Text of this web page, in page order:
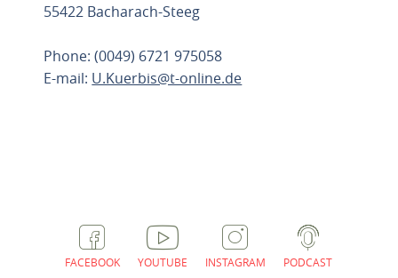
55422 Bacharach-Steeg
Phone: (0049) 6721 975058
E-mail: U.Kuerbis@t-online.de
FACEBOOK YOUTUBE INSTAGRAM PODCAST